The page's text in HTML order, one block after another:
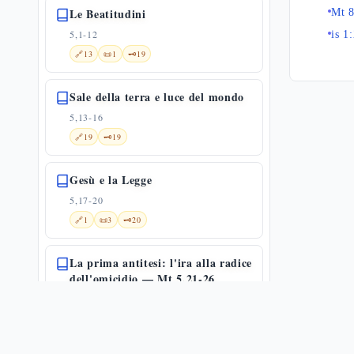
Le Beatitudini
5,1-12
🔗13 📜1 🗝️19
Sale della terra e luce del mondo
5,13-16
🔗19 🗝️19
Gesù e la Legge
5,17-20
🔗1 📜3 🗝️20
La prima antitesi: l'ira alla radice
dell'omicidio — Mt 5,21-26
Mt
is